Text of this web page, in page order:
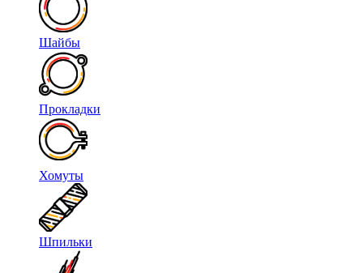
Шайбы
Прокладки
Хомуты
Шпильки